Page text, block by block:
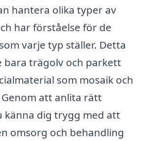
hantera olika typer av
har förståelse för de
varje typ ställer. Detta
bara trägolv och parkett
som mosaik och
att anlita rätt
känna dig trygg med att
omsorg och behandling